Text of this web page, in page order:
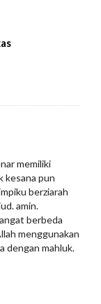
memiliki
kesana pun
berziarah
amin.
berbeda
menggunakan
dengan mahluk.